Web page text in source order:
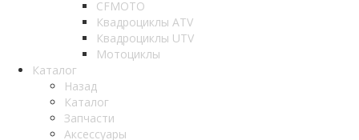
CFMOTO
Квадроциклы ATV
Квадроциклы UTV
Мотоциклы
Каталог
Назад
Каталог
Запчасти
Аксессуары